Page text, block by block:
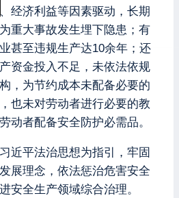
经济利益等因素驱动，长期
重大事故发生埋下隐患；有
甚至违规生产达10余年；还
资金投入不足，未依法依规
，为节约成本未配备必要的
也未对劳动者进行必要的教
动者配备安全防护必需品。
近平法治思想为指引，牢固
展理念，依法惩治危害安全
安全生产领域综合治理。